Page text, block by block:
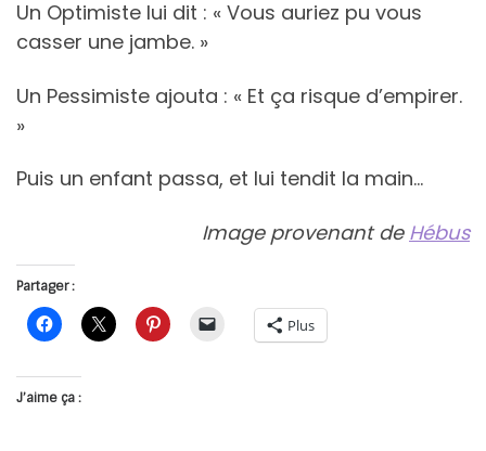
Un Optimiste lui dit : « Vous auriez pu vous
casser une jambe. »
Un Pessimiste ajouta : « Et ça risque d’empirer.
»
Puis un enfant passa, et lui tendit la main…
Image provenant de Hébus
Partager :
Plus
J’aime ça :